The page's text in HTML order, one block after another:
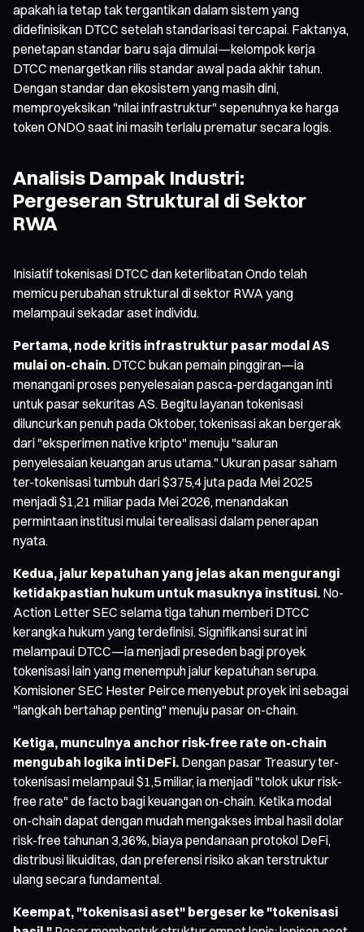
apakah ia tetap tak tergantikan dalam sistem yang
didefinisikan DTCC setelah standarisasi tercapai. Faktanya,
penetapan standar baru saja dimulai—kelompok kerja
DTCC menargetkan rilis standar awal pada akhir tahun.
Dengan standar dan ekosistem yang masih dini,
memproyeksikan "nilai infrastruktur" sepenuhnya ke harga
token ONDO saat ini masih terlalu prematur secara logis.
Analisis Dampak Industri:
Pergeseran Struktural di Sektor
RWA
Inisiatif tokenisasi DTCC dan keterlibatan Ondo telah
memicu perubahan struktural di sektor RWA yang
melampaui sekadar aset individu.
Pertama, node kritis infrastruktur pasar modal AS
mulai on-chain. DTCC bukan pemain pinggiran—ia
menangani proses penyelesaian pasca-perdagangan inti
untuk pasar sekuritas AS. Begitu layanan tokenisasi
diluncurkan penuh pada Oktober, tokenisasi akan bergerak
dari "eksperimen native kripto" menuju "saluran
penyelesaian keuangan arus utama." Ukuran pasar saham
ter-tokenisasi tumbuh dari $375,4 juta pada Mei 2025
menjadi $1,21 miliar pada Mei 2026, menandakan
permintaan institusi mulai terealisasi dalam penerapan
nyata.
Kedua, jalur kepatuhan yang jelas akan mengurangi
ketidakpastian hukum untuk masuknya institusi. No-
Action Letter SEC selama tiga tahun memberi DTCC
kerangka hukum yang terdefinisi. Signifikansi surat ini
melampaui DTCC—ia menjadi preseden bagi proyek
tokenisasi lain yang menempuh jalur kepatuhan serupa.
Komisioner SEC Hester Peirce menyebut proyek ini sebagai
"langkah bertahap penting" menuju pasar on-chain.
Ketiga, munculnya anchor risk-free rate on-chain
mengubah logika inti DeFi. Dengan pasar Treasury ter-
tokenisasi melampaui $1,5 miliar, ia menjadi "tolok ukur risk-
free rate" de facto bagi keuangan on-chain. Ketika modal
on-chain dapat dengan mudah mengakses imbal hasil dolar
risk-free tahunan 3,36%, biaya pendanaan protokol DeFi,
distribusi likuiditas, dan preferensi risiko akan terstruktur
ulang secara fundamental.
Keempat, "tokenisasi aset" bergeser ke "tokenisasi